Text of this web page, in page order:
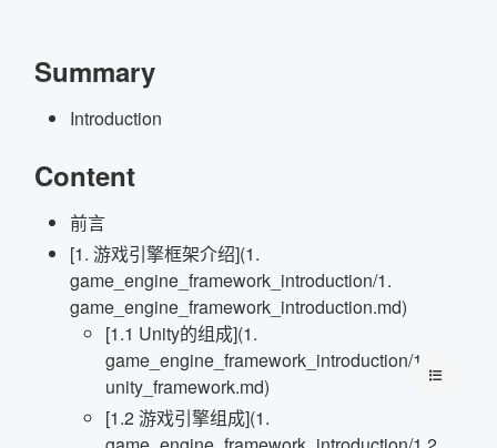
Summary
Introduction
Content
前言
[1. 游戏引擎框架介绍](1.
game_engine_framework_introduction/1.
game_engine_framework_introduction.md)
[1.1 Unity的组成](1.
game_engine_framework_introduction/1.1
unity_framework.md)
[1.2 游戏引擎组成](1.